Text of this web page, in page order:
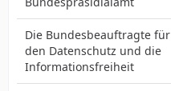
Die Bundesbeauftragte für
den Datenschutz und die
Informationsfreiheit